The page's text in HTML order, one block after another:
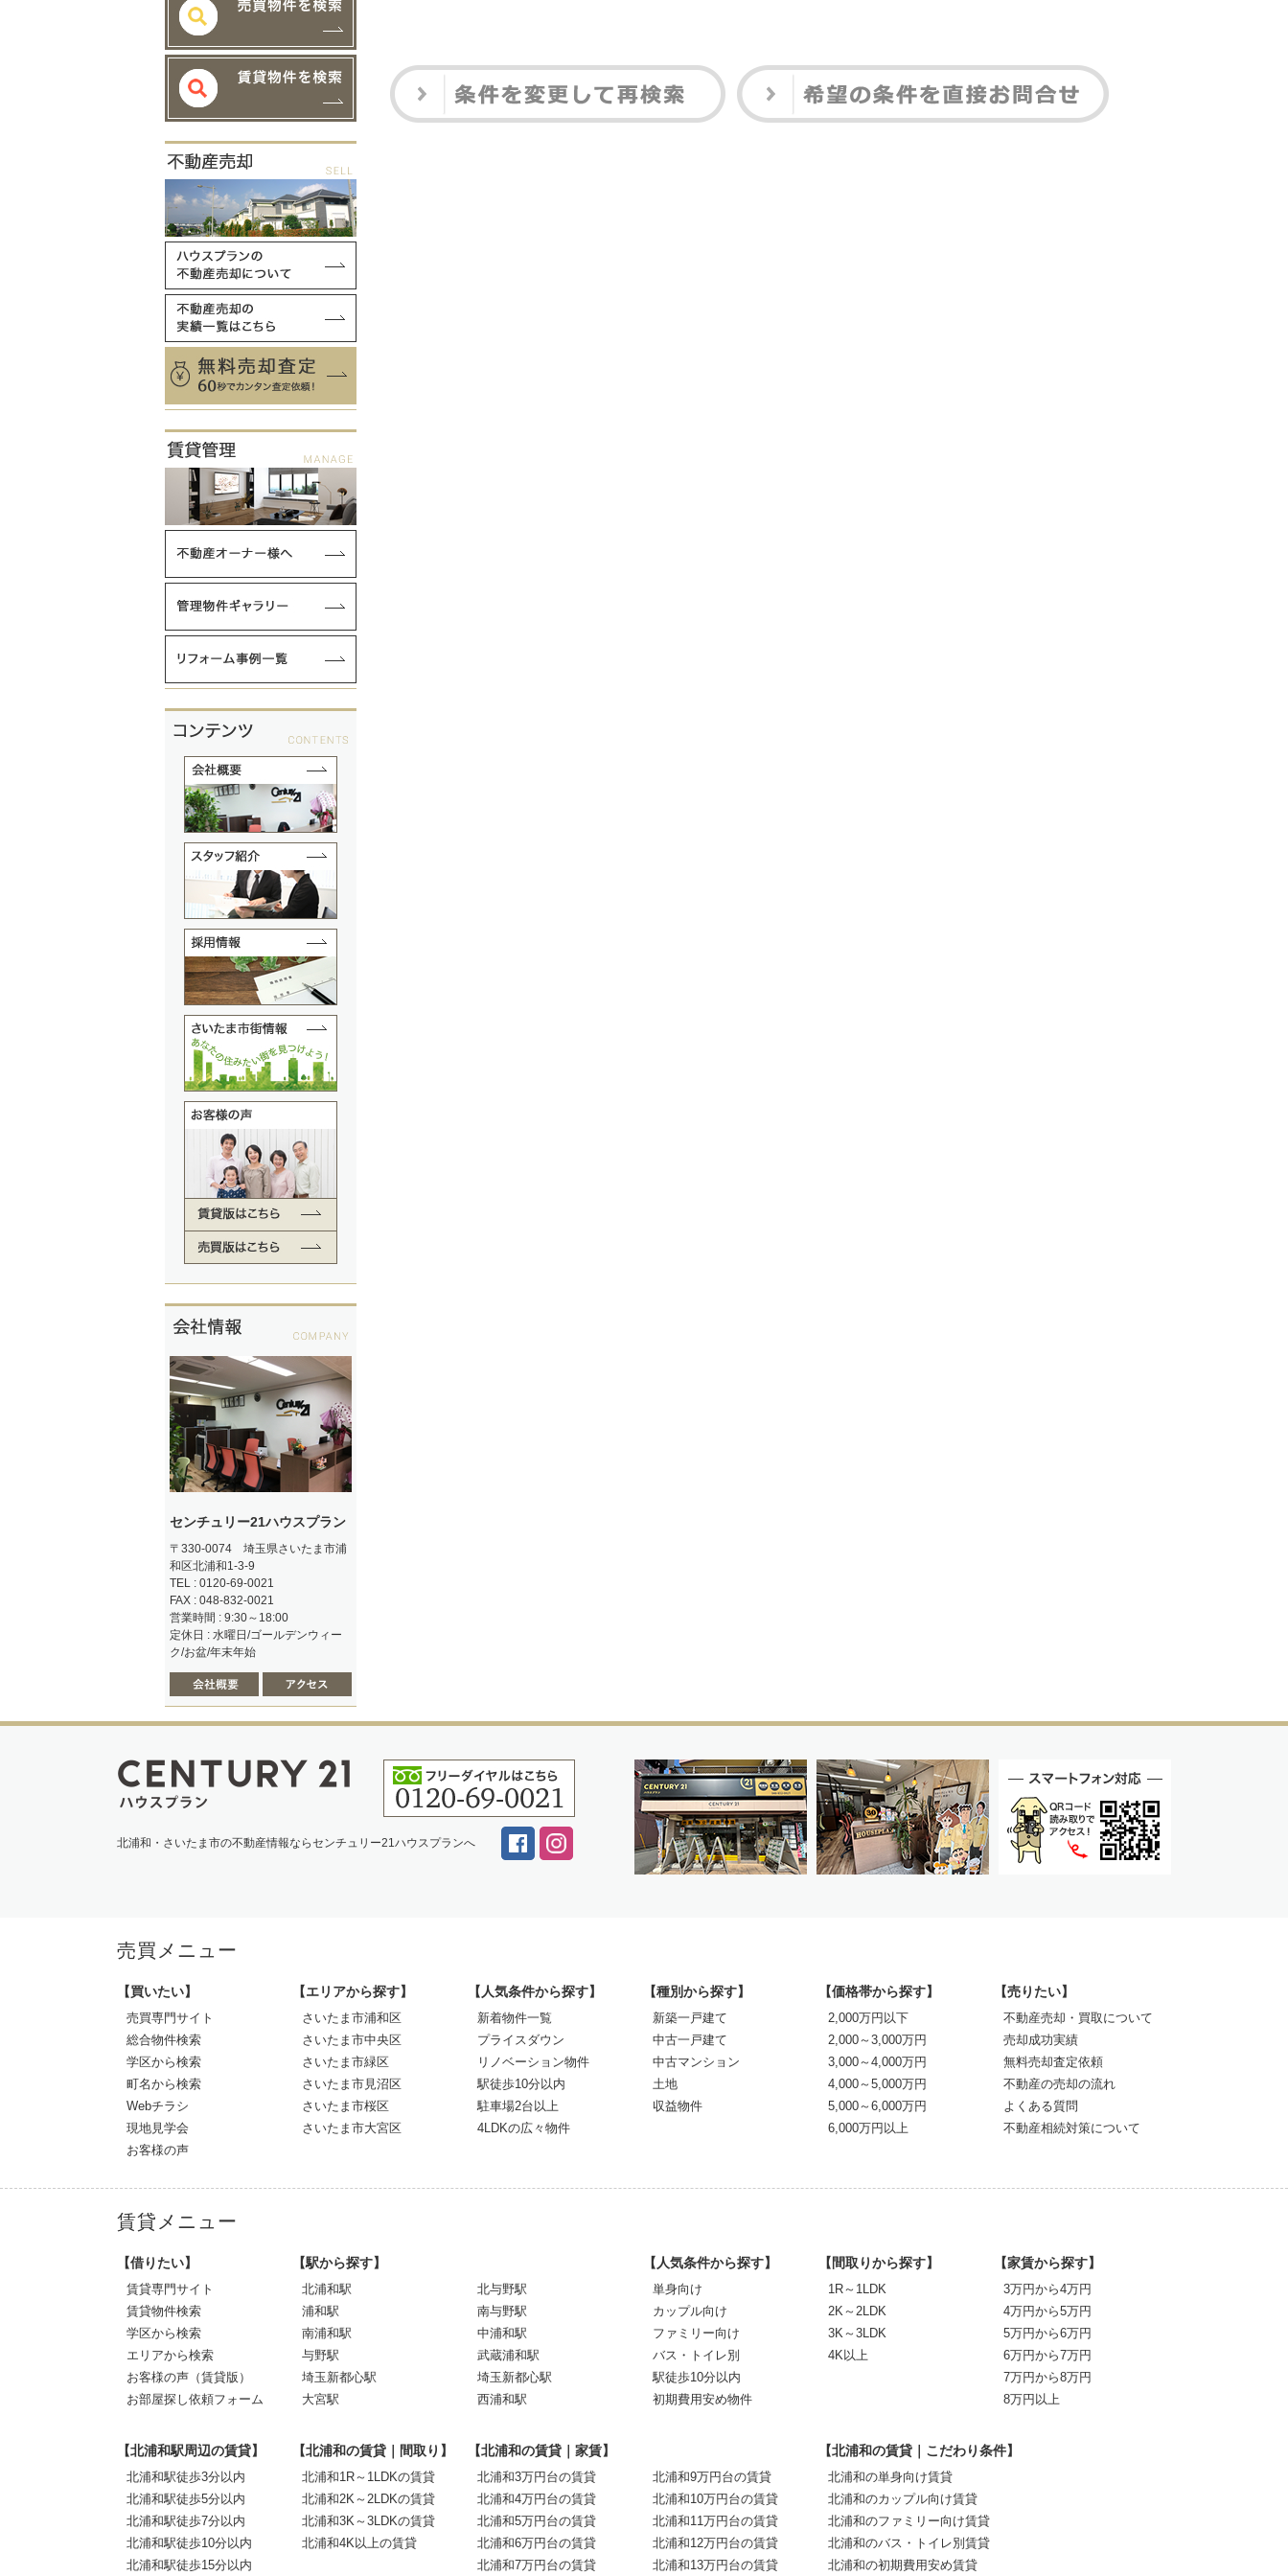
センチュリー21ハウスプラン
〒330-0074 埼玉県さいたま市浦
和区北浦和1-3-9
TEL : 0120-69-0021
FAX : 048-832-0021
営業時間 : 9:30～18:00
定休日 : 水曜日/ゴールデンウィー
ク/お盆/年末年始
北浦和・さいたま市の不動産情報ならセンチュリー21ハウスプランへ
売買メニュー
【買いたい】
売買専門サイト
総合物件検索
学区から検索
町名から検索
Webチラシ
現地見学会
お客様の声
【エリアから探す】
さいたま市浦和区
さいたま市中央区
さいたま市緑区
さいたま市見沼区
さいたま市桜区
さいたま市大宮区
【人気条件から探す】
新着物件一覧
プライスダウン
リノベーション物件
駅徒歩10分以内
駐車場2台以上
4LDKの広々物件
【種別から探す】
新築一戸建て
中古一戸建て
中古マンション
土地
収益物件
【価格帯から探す】
2,000万円以下
2,000～3,000万円
3,000～4,000万円
4,000～5,000万円
5,000～6,000万円
6,000万円以上
【売りたい】
不動産売却・買取について
売却成功実績
無料売却査定依頼
不動産の売却の流れ
よくある質問
不動産相続対策について
賃貸メニュー
【借りたい】
賃貸専門サイト
賃貸物件検索
学区から検索
エリアから検索
お客様の声（賃貸版）
お部屋探し依頼フォーム
【駅から探す】
北浦和駅
浦和駅
南浦和駅
与野駅
埼玉新都心駅
大宮駅
北与野駅
南与野駅
中浦和駅
武蔵浦和駅
埼玉新都心駅
西浦和駅
【人気条件から探す】
単身向け
カップル向け
ファミリー向け
バス・トイレ別
駅徒歩10分以内
初期費用安め物件
【間取りから探す】
1R～1LDK
2K～2LDK
3K～3LDK
4K以上
【家賃から探す】
3万円から4万円
4万円から5万円
5万円から6万円
6万円から7万円
7万円から8万円
8万円以上
【北浦和駅周辺の賃貸】
北浦和駅徒歩3分以内
北浦和駅徒歩5分以内
北浦和駅徒歩7分以内
北浦和駅徒歩10分以内
北浦和駅徒歩15分以内
【北浦和の賃貸｜間取り】
北浦和1R～1LDKの賃貸
北浦和2K～2LDKの賃貸
北浦和3K～3LDKの賃貸
北浦和4K以上の賃貸
【北浦和の賃貸｜家賃】
北浦和3万円台の賃貸
北浦和4万円台の賃貸
北浦和5万円台の賃貸
北浦和6万円台の賃貸
北浦和7万円台の賃貸
北浦和9万円台の賃貸
北浦和10万円台の賃貸
北浦和11万円台の賃貸
北浦和12万円台の賃貸
北浦和13万円台の賃貸
【北浦和の賃貸｜こだわり条件】
北浦和の単身向け賃貸
北浦和のカップル向け賃貸
北浦和のファミリー向け賃貸
北浦和のバス・トイレ別賃貸
北浦和の初期費用安め賃貸